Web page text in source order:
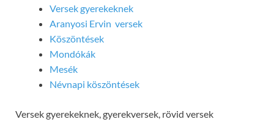
Versek gyerekeknek
Aranyosi Ervin versek
Köszöntések
Mondókák
Mesék
Névnapi köszöntések
Versek gyerekeknek, gyerekversek, rövid versek